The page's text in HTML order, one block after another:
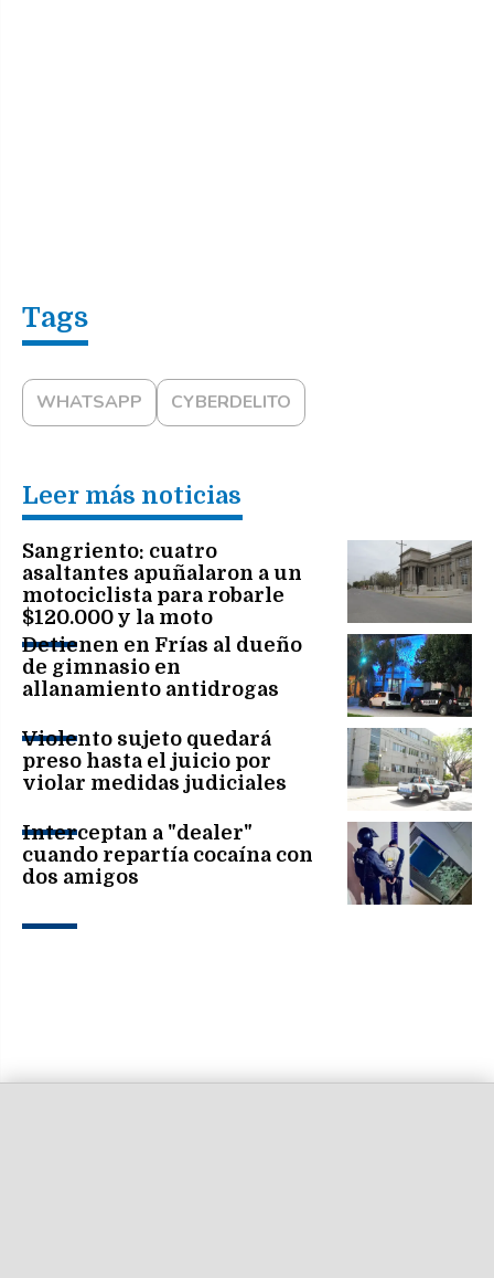
WHATSAPP CYBERDELITO
Leer más noticias
Sangriento: cuatro
asaltantes apuñalaron a un
motociclista para robarle
$120.000 y la moto
Detienen en Frías al dueño
de gimnasio en
allanamiento antidrogas
Violento sujeto quedará
preso hasta el juicio por
violar medidas judiciales
Interceptan a "dealer"
cuando repartía cocaína con
dos amigos